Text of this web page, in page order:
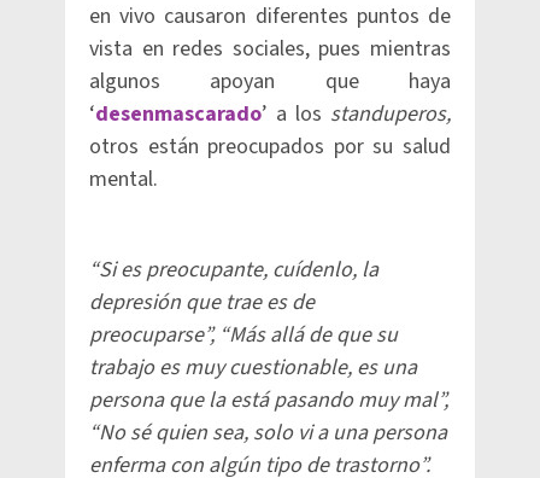
en vivo causaron diferentes puntos de
vista en redes sociales, pues mientras
algunos apoyan que haya
‘desenmascarado’ a los standuperos,
otros están preocupados por su salud
mental.
“Si es preocupante, cuídenlo, la
depresión que trae es de
preocuparse”, “Más allá de que su
trabajo es muy cuestionable, es una
persona que la está pasando muy mal”,
“No sé quien sea, solo vi a una persona
enferma con algún tipo de trastorno”.